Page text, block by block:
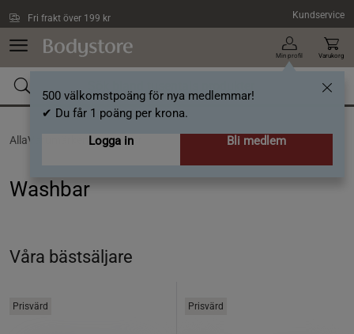
Fri frakt över 199 kr Kundservice
Min profil
500 välkomstpoäng för nya medlemmar!
✔ Du får 1 poäng per krona.
Logga in
Bli medlem
Varukorg
AllaVarumärken /Washbar
Washbar
Våra bästsäljare
Prisvärd Prisvärd